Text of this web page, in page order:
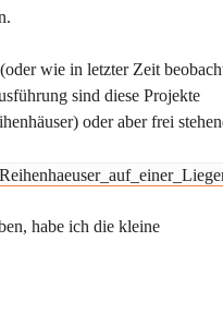
wie in letzter Zeit
sind diese Projekte
oder aber frei
habe ich die kleine